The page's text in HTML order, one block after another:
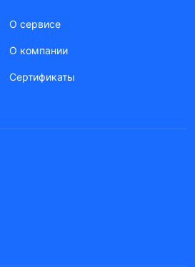
О сервисе
О компании
Сертификаты